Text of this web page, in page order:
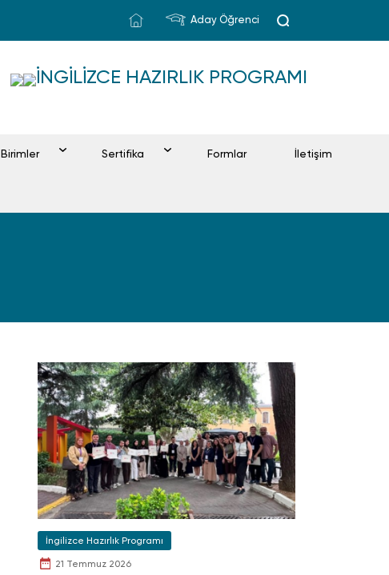
Aday Öğrenci
İNGILIZCE HAZIRLIK PROGRAMI
Birimler Sertifika Formlar İletişim
İngilizce Hazırlık Programı
21 Temmuz 2026